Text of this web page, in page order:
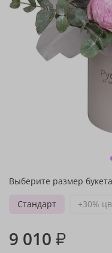
Выберите размер
Стандарт
+30%
9 010 ₽